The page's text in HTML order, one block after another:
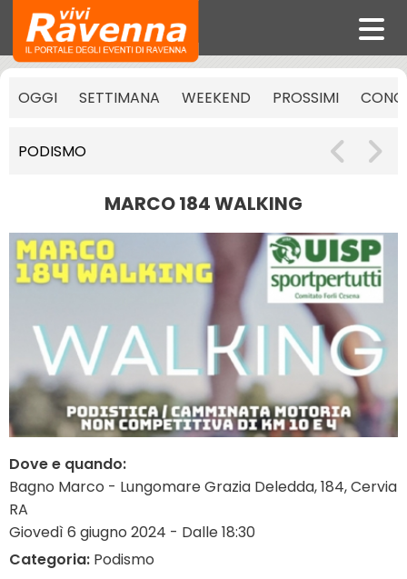
OGGI SETTIMANA WEEKEND PROSSIMI
PODISMO
MARCO 184 WALKING
Dove e quando:
Bagno Marco - Lungomare Grazia Deledda, 184, Cervia
RA
Giovedì 6 giugno 2024 - Dalle 18:30
Categoria: Podismo